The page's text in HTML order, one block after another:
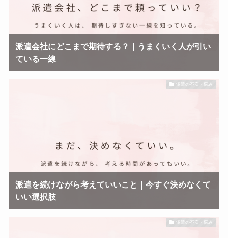
派遣会社にどこまで期待する？｜うまくいく人が引い
ている一線
派遣の不安・悩み
派遣を続けながら考えていいこと｜今すぐ決めなくて
いい選択肢
派遣の不安・悩み